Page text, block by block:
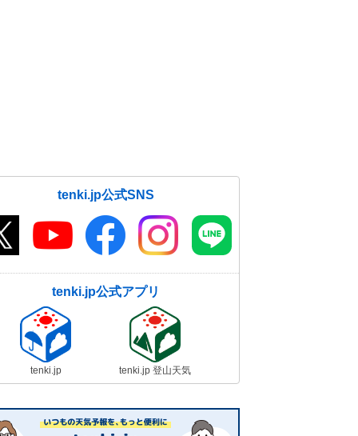
tenki.jp公式SNS
tenki.jp公式アプリ
tenki.jp tenki.jp 登山天気